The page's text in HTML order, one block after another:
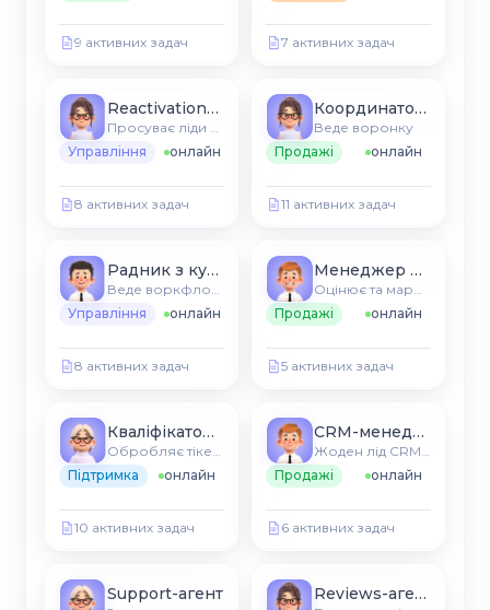
9 активних задач 7 активних задач
Reactivation-агент
Управління
онлайн
8 активних задач
Координатор курсів
Веде воронку
Продажі
онлайн
11 активних задач
Радник з курсів
Управління
онлайн
8 активних задач
Менеджер воронки
Продажі
онлайн
5 активних задач
Кваліфікатор лідів
Підтримка
онлайн
10 активних задач
CRM-менеджер
Продажі
онлайн
6 активних задач
Support-агент Reviews-агент